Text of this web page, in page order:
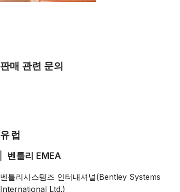
판매 관련 문의
유럽
벤틀리 EMEA
벤틀리시스템즈 인터내셔널(Bentley Systems
International Ltd.)